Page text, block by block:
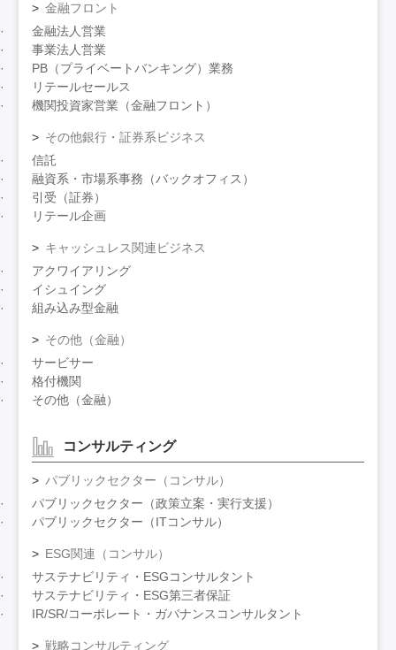
金融フロント
金融法人営業
事業法人営業
PB（プライベートバンキング）業務
リテールセールス
機関投資家営業（金融フロント）
その他銀行・証券系ビジネス
信託
融資系・市場系事務（バックオフィス）
引受（証券）
リテール企画
キャッシュレス関連ビジネス
アクワイアリング
イシュイング
組み込み型金融
その他（金融）
サービサー
格付機関
その他（金融）
コンサルティング
パブリックセクター（コンサル）
パブリックセクター（政策立案・実行支援）
パブリックセクター（ITコンサル）
ESG関連（コンサル）
サステナビリティ・ESGコンサルタント
サステナビリティ・ESG第三者保証
IR/SR/コーポレート・ガバナンスコンサルタント
戦略コンサルティング